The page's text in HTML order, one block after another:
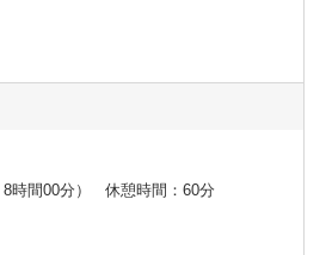
8時間00分） 休憩時間：60分